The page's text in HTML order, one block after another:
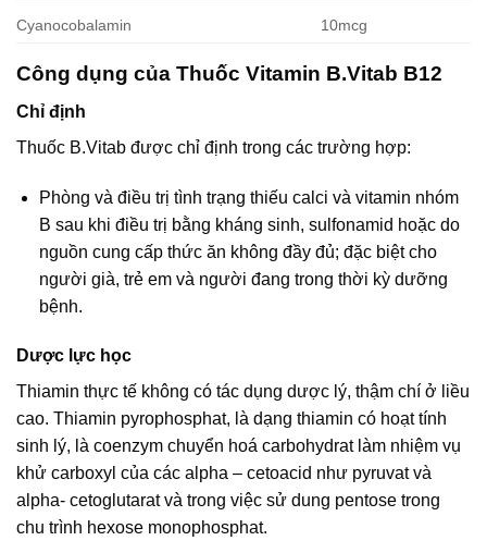
Cyanocobalamin 10mcg
Công dụng của Thuốc Vitamin B.Vitab B12
Chỉ định
Thuốc B.Vitab được chỉ định trong các trường hợp:
Phòng và điều trị tình trạng thiếu calci và vitamin nhóm
B sau khi điều trị bằng kháng sinh, sulfonamid hoặc do
nguồn cung cấp thức ăn không đầy đủ; đặc biệt cho
người già, trẻ em và người đang trong thời kỳ dưỡng
bệnh.
Dược lực học
Thiamin thực tế không có tác dụng dược lý, thậm chí ở liều
cao. Thiamin pyrophosphat, là dạng thiamin có hoạt tính
sinh lý, là coenzym chuyển hoá carbohydrat làm nhiệm vụ
khử carboxyl của các alpha – cetoacid như pyruvat và
alpha- cetoglutarat và trong việc sử dung pentose trong
chu trình hexose monophosphat.